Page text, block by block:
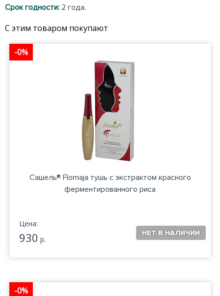
Срок годности: 2 года.
С этим товаром покупают
-0%
Сашель® Flomaja тушь с экстрактом красного
ферментированного риса
Цена:
930 р.
-0%